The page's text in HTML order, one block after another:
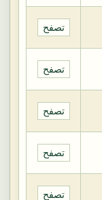
تصفح
تصفح
تصفح
تصفح
تصفح